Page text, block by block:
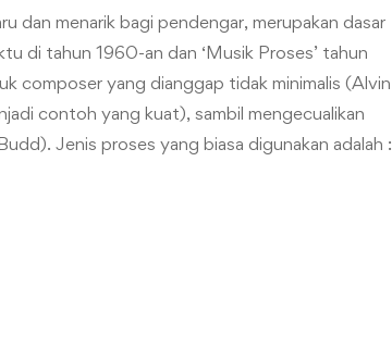
dan menarik bagi pendengar, merupakan dasar
di tahun 1960-an dan ‘Musik Proses’ tahun
composer yang dianggap tidak minimalis (Alvin
contoh yang kuat), sambil mengecualikan
Jenis proses yang biasa digunakan adalah :